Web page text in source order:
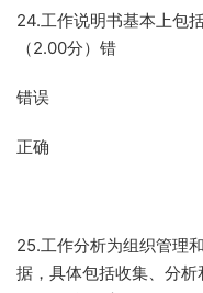
24.工作说明书基本上包
（2.00分）错
错误
正确
25.工作分析为组织管理
据，具体包括收集、分析